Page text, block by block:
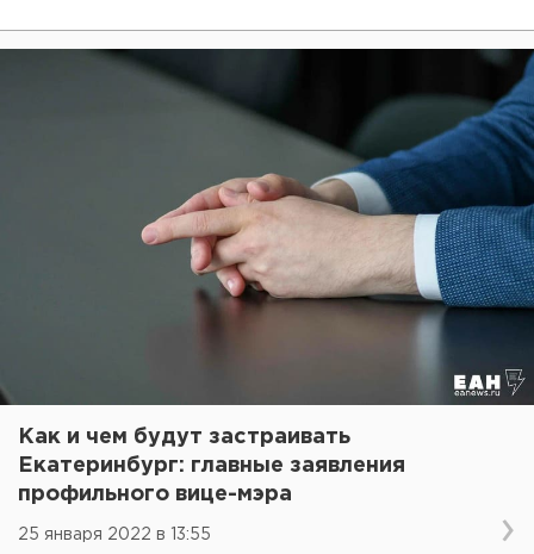
Как и чем будут застраивать
Екатеринбург: главные заявления
профильного вице-мэра
25 января 2022 в 13:55